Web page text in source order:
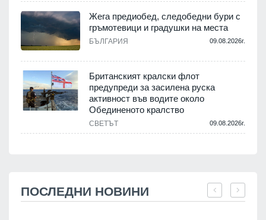
Жега предиобед, следобедни бури с
гръмотевици и градушки на места
БЪЛГАРИЯ 09.08.2026г.
Британският кралски флот
предупреди за засилена руска
активност във водите около
Обединеното кралство
СВЕТЪТ 09.08.2026г.
ПОСЛЕДНИ НОВИНИ